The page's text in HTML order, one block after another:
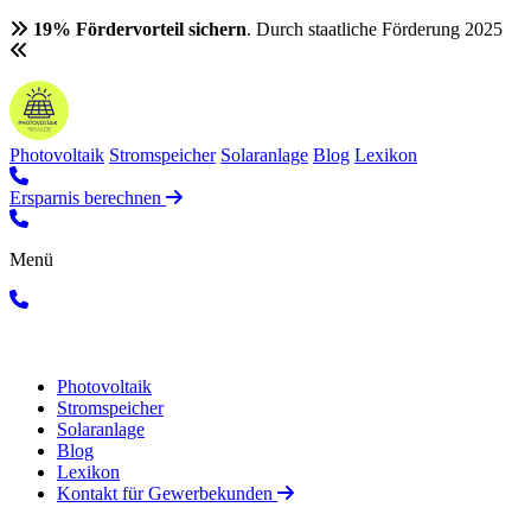
19% Fördervorteil sichern. Durch staatliche Förderung 2025
Photovoltaik Stromspeicher Solaranlage Blog Lexikon
Ersparnis berechnen
Menü
Photovoltaik
Stromspeicher
Solaranlage
Blog
Lexikon
Kontakt für Gewerbekunden